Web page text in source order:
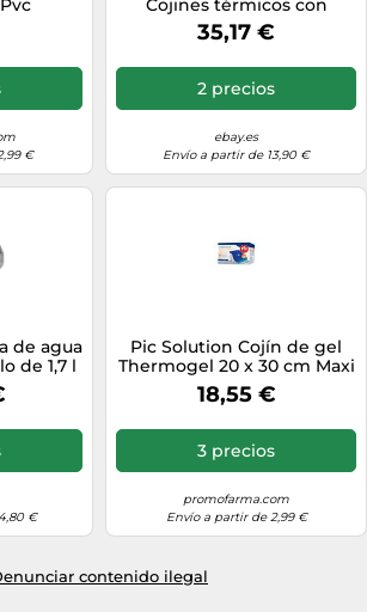
€
Cojines térmicos con
diseño de pingüinos
35,17 €
2 precios
ebay.es
Envío a partir de 13,90 €
de agua
de 1,7 l
cierre
ideal
€
Pic Solution Cojín de gel
Thermogel 20 x 30 cm Maxi
18,55 €
3 precios
promofarma.com
Envío a partir de 2,99 €
contenido ilegal